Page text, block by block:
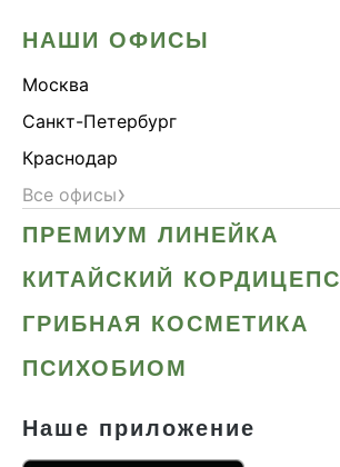
НАШИ ОФИСЫ
Москва
Санкт-Петербург
Краснодар
Все офисы›
ПРЕМИУМ ЛИНЕЙКА
КИТАЙСКИЙ КОРДИЦЕПС
ГРИБНАЯ КОСМЕТИКА
ПСИХОБИОМ
Наше приложение